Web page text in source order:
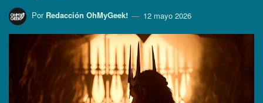
Por Redacción OhMyGeek! 12 mayo 2026